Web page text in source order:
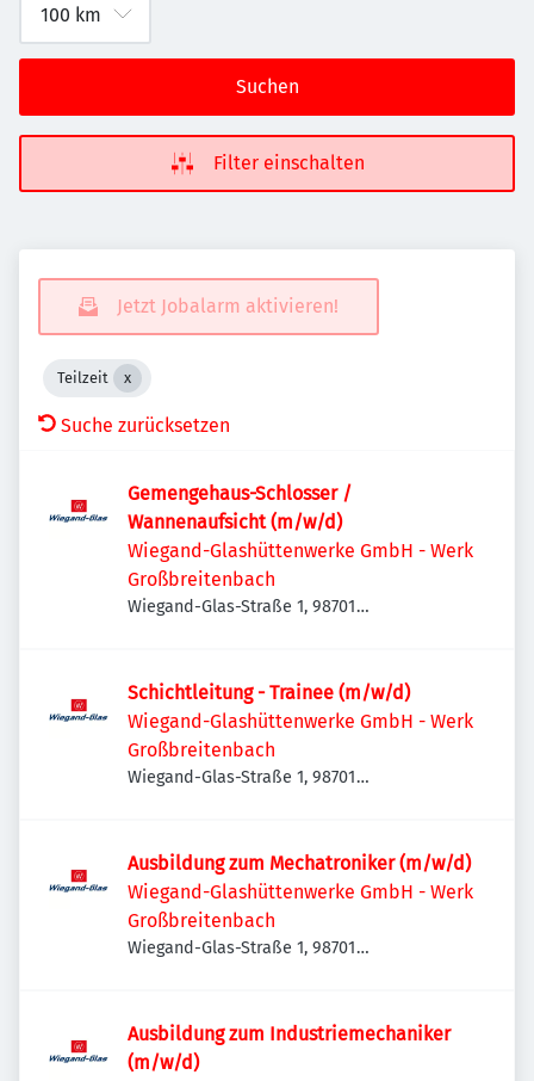
Suchen
Filter einschalten
Jetzt Jobalarm aktivieren!
Teilzeit
Suche zurücksetzen
Gemengehaus-Schlosser /
Wannenaufsicht (m/w/d)
Wiegand-Glashüttenwerke GmbH - Werk
Großbreitenbach
Wiegand-Glas-Straße 1, 98701
Schichtleitung - Trainee (m/w/d)
Wiegand-Glashüttenwerke GmbH - Werk
Großbreitenbach
Wiegand-Glas-Straße 1, 98701
Ausbildung zum Mechatroniker (m/w/d)
Wiegand-Glashüttenwerke GmbH - Werk
Großbreitenbach
Wiegand-Glas-Straße 1, 98701
Ausbildung zum Industriemechaniker
(m/w/d)